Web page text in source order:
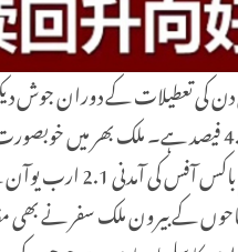
سیاحتی آمدنی
کے بیرون ملک سفر نے بھی